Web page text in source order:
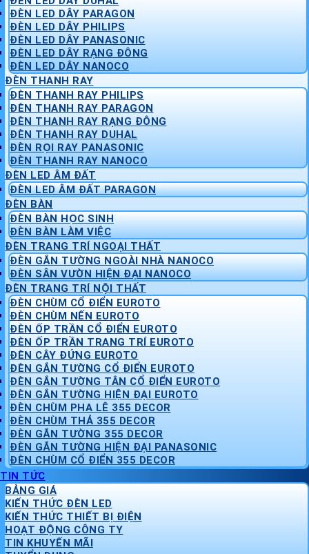
ĐÈN LED DÂY PARAGON
ĐÈN LED DÂY PHILIPS
ĐÈN LED DÂY PANASONIC
ĐÈN LED DÂY RẠNG ĐÔNG
ĐÈN LED DÂY NANOCO
ĐÈN THANH RAY
ĐÈN THANH RAY PHILIPS
ĐÈN THANH RAY PARAGON
ĐÈN THANH RAY RẠNG ĐÔNG
ĐÈN THANH RAY DUHAL
ĐÈN RỌI RAY PANASONIC
ĐÈN THANH RAY NANOCO
ĐÈN LED ÂM ĐẤT
ĐÈN LED ÂM ĐẤT PARAGON
ĐÈN BÀN
ĐÈN BÀN HỌC SINH
ĐÈN BÀN LÀM VIỆC
ĐÈN TRANG TRÍ NGOẠI THẤT
ĐÈN GẮN TƯỜNG NGOÀI NHÀ NANOCO
ĐÈN SÂN VƯỜN HIỆN ĐẠI NANOCO
ĐÈN TRANG TRÍ NỘI THẤT
ĐÈN CHÙM CỔ ĐIỂN EUROTO
ĐÈN CHÙM NẾN EUROTO
ĐÈN ỐP TRẦN CỔ ĐIỂN EUROTO
ĐÈN ỐP TRẦN TRANG TRÍ EUROTO
ĐÈN CÂY ĐỨNG EUROTO
ĐÈN GẮN TƯỜNG CỔ ĐIỂN EUROTO
ĐÈN GẮN TƯỜNG TÂN CỔ ĐIỂN EUROTO
ĐÈN GẮN TƯỜNG HIỆN ĐẠI EUROTO
ĐÈN CHÙM PHA LÊ 355 DECOR
ĐÈN CHÙM THẢ 355 DECOR
ĐÈN GẮN TƯỜNG 355 DECOR
ĐÈN GẮN TƯỜNG HIỆN ĐẠI PANASONIC
ĐÈN CHÙM CỔ ĐIỂN 355 DECOR
TIN TỨC
BẢNG GIÁ
KIẾN THỨC ĐÈN LED
KIẾN THỨC THIẾT BỊ ĐIỆN
HOẠT ĐỘNG CÔNG TY
TIN KHUYẾN MÃI